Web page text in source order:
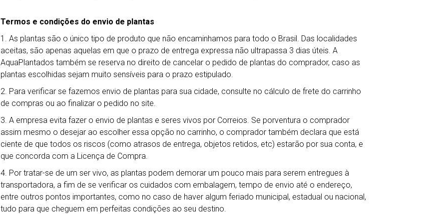
Termos e condições do envio de plantas
1. As plantas são o único tipo de produto que não encaminhamos para todo o Brasil. Das localidades
aceitas, são apenas aquelas em que o prazo de entrega expressa não ultrapassa 3 dias úteis. A
AquaPlantados também se reserva no direito de cancelar o pedido de plantas do comprador, caso as
plantas escolhidas sejam muito sensíveis para o prazo estipulado.
2. Para verificar se fazemos envio de plantas para sua cidade, consulte no cálculo de frete do carrinho
de compras ou ao finalizar o pedido no site.
3. A empresa evita fazer o envio de plantas e seres vivos por Correios. Se porventura o comprador
assim mesmo o desejar ao escolher essa opção no carrinho, o comprador também declara que está
ciente de que todos os riscos (como atrasos de entrega, objetos retidos, etc) estarão por sua conta, e
que concorda com a Licença de Compra.
4. Por tratar-se de um ser vivo, as plantas podem demorar um pouco mais para serem entregues à
transportadora, a fim de se verificar os cuidados com embalagem, tempo de envio até o endereço,
entre outros pontos importantes, como no caso de haver algum feriado municipal, estadual ou nacional,
tudo para que cheguem em perfeitas condições ao seu destino.